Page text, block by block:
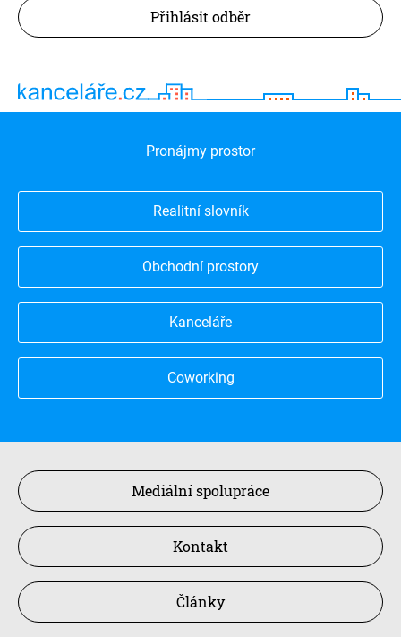
Přihlásit odběr
Pronájmy prostor
Realitní slovník
Obchodní prostory
Kanceláře
Coworking
Mediální spolupráce
Kontakt
Články